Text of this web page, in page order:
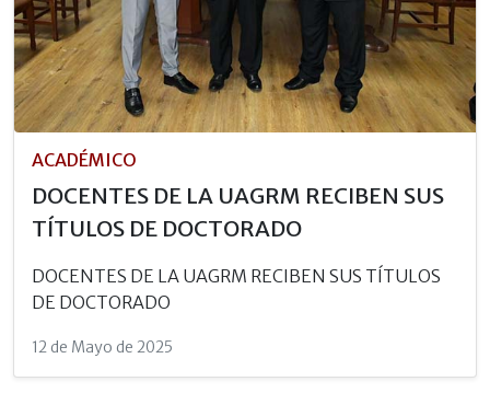
ACADÉMICO
DOCENTES DE LA UAGRM RECIBEN SUS
TÍTULOS DE DOCTORADO
DOCENTES DE LA UAGRM RECIBEN SUS TÍTULOS
DE DOCTORADO
12 de Mayo de 2025